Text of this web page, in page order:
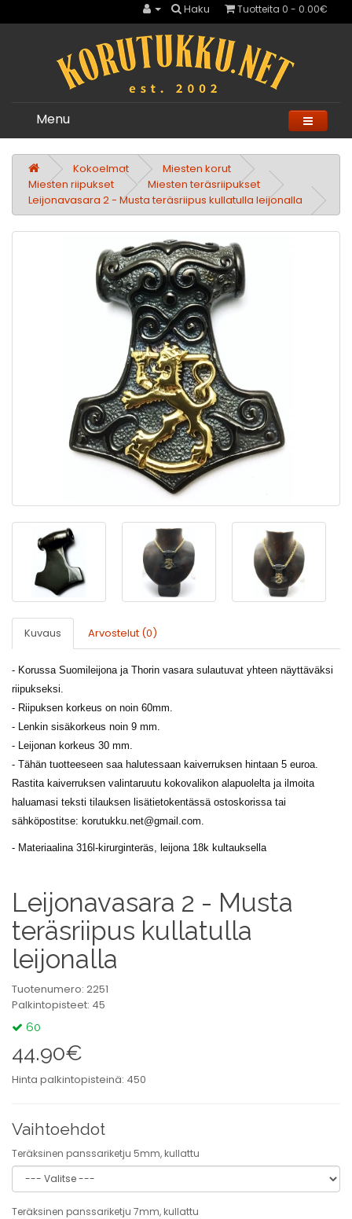
Haku Tuotteita 0 - 0.00€
Menu
Kokoelmat
Miesten korut
Miesten riipukset
Miesten teräsriipukset
Leijonavasara 2 - Musta teräsriipus kullatulla leijonalla
Kuvaus Arvostelut (0)
- Korussa Suomileijona ja Thorin vasara sulautuvat yhteen näyttäväksi
riipukseksi.
- Riipuksen korkeus on noin 60mm.
- Lenkin sisäkorkeus noin 9 mm.
- Leijonan korkeus 30 mm.
- Tähän tuotteeseen saa halutessaan kaiverruksen hintaan 5 euroa.
Rastita kaiverruksen valintaruutu kokovalikon alapuolelta ja ilmoita
haluamasi teksti tilauksen lisätietokentässä ostoskorissa tai
sähköpostitse: korutukku.net@gmail.com.
- Materiaalina 316l-kirurginteräs, leijona 18k kultauksella
Leijonavasara 2 - Musta
teräsriipus kullatulla
leijonalla
Tuotenumero: 2251
Palkintopisteet: 45
60
44.90€
Hinta palkintopisteinä: 450
Vaihtoehdot
Teräksinen panssariketju 5mm, kullattu
Teräksinen panssariketju 7mm, kullattu